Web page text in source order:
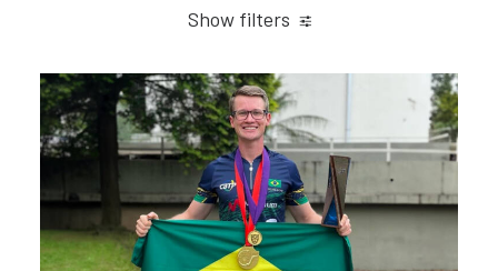
Show filters